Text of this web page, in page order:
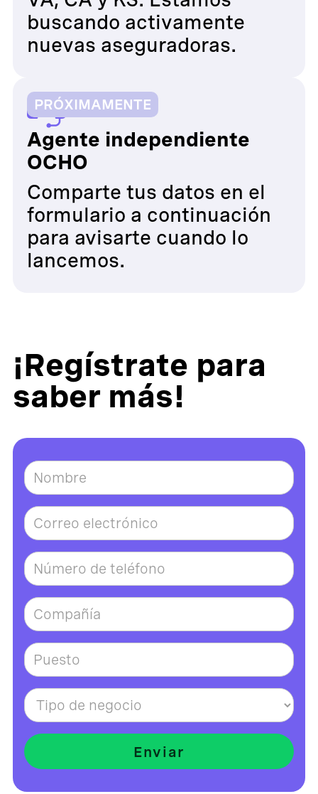
buscando activamente
nuevas aseguradoras.
Agente independiente
OCHO
Comparte tus datos en el
formulario a continuación
para avisarte cuando lo
lancemos.
PRÓXIMAMENTE
¡Regístrate para
saber más!